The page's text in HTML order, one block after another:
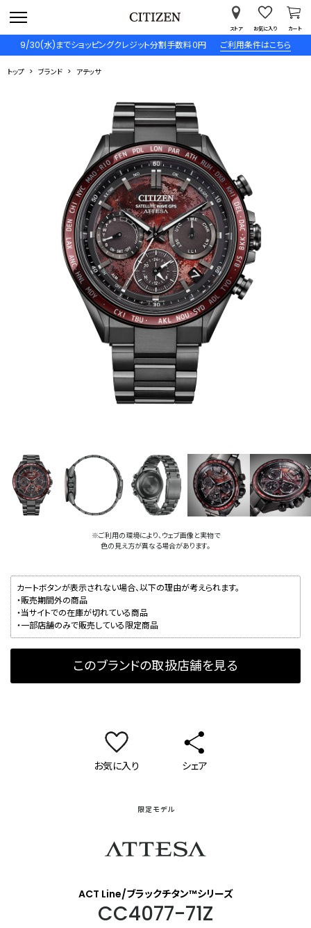
9/30(水)までショッピングクレジット分割手数料０円 ご利用条件はこちら
ストア お気に入り カート
トップ ブランド アテッサ
※ご利用の環境により、ウェブ画像と実物で
色の見え方が異なる場合があります。
カートボタンが表示されない場合、以下の理由が考えられます。
・販売期間外の商品
・当サイトでの在庫が切れている商品
・一部店舗のみで販売している限定商品
このブランドの取扱店舗を見る
お気に入り シェア
限定モデル
ACT Line/ブラックチタン™シリーズ
CC4077-71Z